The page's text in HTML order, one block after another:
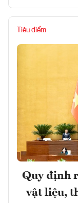
Tiêu điểm
Quy định
vật liệu,